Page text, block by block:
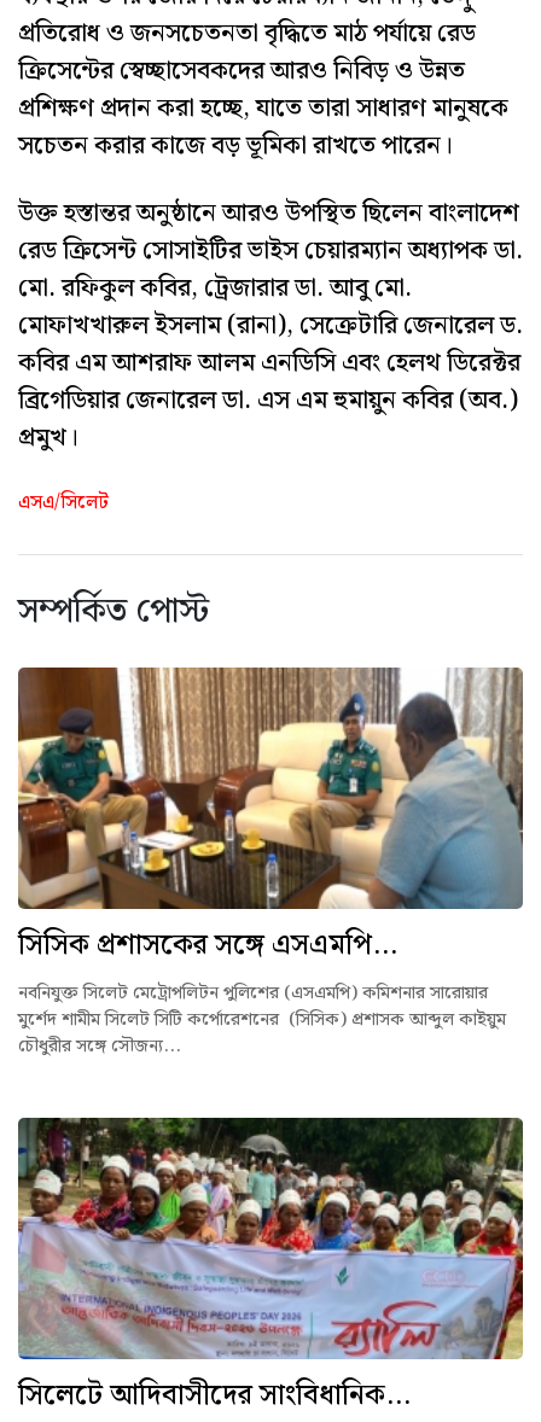
প্রতিরোধ ও জনসচেতনতা বৃদ্ধিতে মাঠ পর্যায়ে রেড
ক্রিসেন্টের স্বেচ্ছাসেবকদের আরও নিবিড় ও উন্নত
প্রশিক্ষণ প্রদান করা হচ্ছে, যাতে তারা সাধারণ মানুষকে
সচেতন করার কাজে বড় ভূমিকা রাখতে পারেন।
উক্ত হস্তান্তর অনুষ্ঠানে আরও উপস্থিত ছিলেন বাংলাদেশ
রেড ক্রিসেন্ট সোসাইটির ভাইস চেয়ারম্যান অধ্যাপক ডা.
মো. রফিকুল কবির, ট্রেজারার ডা. আবু মো.
মোফাখখারুল ইসলাম (রানা), সেক্রেটারি জেনারেল ড.
কবির এম আশরাফ আলম এনডিসি এবং হেলথ ডিরেক্টর
ব্রিগেডিয়ার জেনারেল ডা. এস এম হুমায়ুন কবির (অব.)
প্রমুখ।
এসএ/সিলেট
সম্পর্কিত পোস্ট
সিসিক প্রশাসকের সঙ্গে এসএমপি...
নবনিযুক্ত সিলেট মেট্রোপলিটন পুলিশের (এসএমপি) কমিশনার সারোয়ার
মুর্শেদ শামীম সিলেট সিটি কর্পোরেশনের (সিসিক) প্রশাসক আব্দুল কাইয়ুম
চৌধুরীর সঙ্গে সৌজন্য...
সিলেটে আদিবাসীদের সাংবিধানিক...